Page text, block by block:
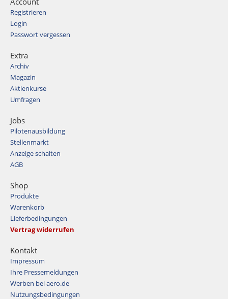
Registrieren
Login
Passwort vergessen
Extra
Archiv
Magazin
Aktienkurse
Umfragen
Jobs
Pilotenausbildung
Stellenmarkt
Anzeige schalten
AGB
Shop
Produkte
Warenkorb
Lieferbedingungen
Vertrag widerrufen
Kontakt
Impressum
Ihre Pressemeldungen
Werben bei aero.de
Nutzungsbedingungen